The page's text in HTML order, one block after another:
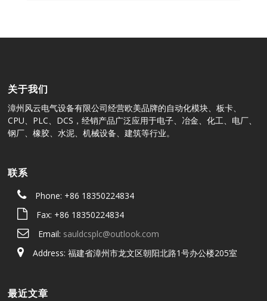
关于我们
漳州风云电气设备有限公司经营欧美品牌的自动化模块、板卡、
CPU、PLC、DCS，经销产品广泛应用于电子、冶金、化工、电厂、
钢厂、橡胶、水泥、机械设备、建筑等行业。
联系
Phone: +86 18350224834
Fax: +86 18350224834
Email: sauldcsplc@outlook.com
Address: 福建省漳州市龙文区朝阳北路1号办公楼205室
最近文章